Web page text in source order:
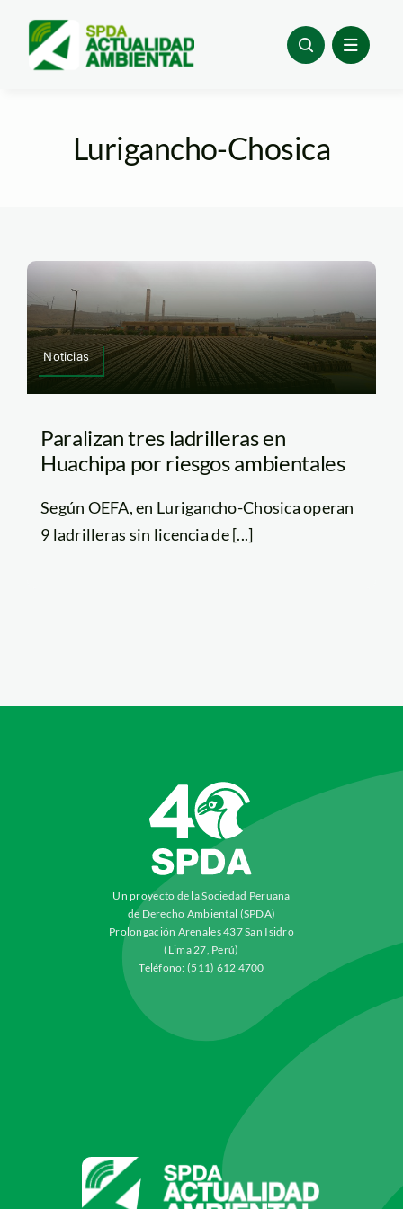
content
Lurigancho-Chosica
Noticias
Paralizan tres ladrilleras en
Huachipa por riesgos ambientales
Según OEFA, en Lurigancho-Chosica operan
9 ladrilleras sin licencia de [...]
Un proyecto de la Sociedad Peruana
de Derecho Ambiental (SPDA)
Prolongación Arenales 437 San Isidro
(Lima 27, Perú)
Teléfono: (511) 612 4700